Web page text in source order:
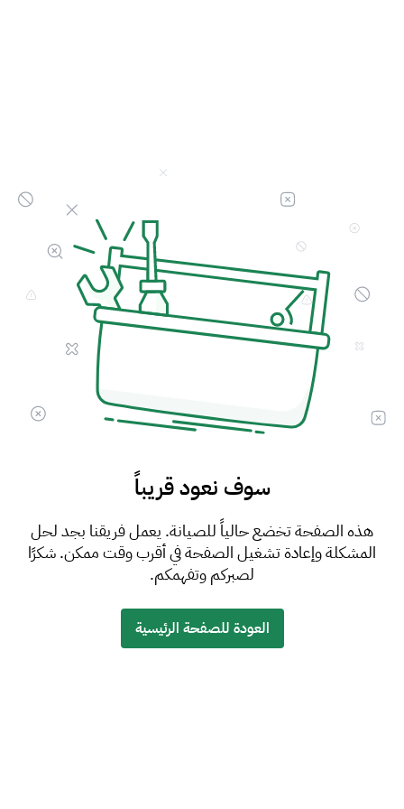
سوف نعود قريباً
هذه الصفحة تخضع حالياً للصيانة. يعمل فريقنا بجد لحل
المشكلة وإعادة تشغيل الصفحة في أقرب وقت ممكن. شكرًا
لصبركم وتفهمكم.
العودة للصفحة الرئيسية